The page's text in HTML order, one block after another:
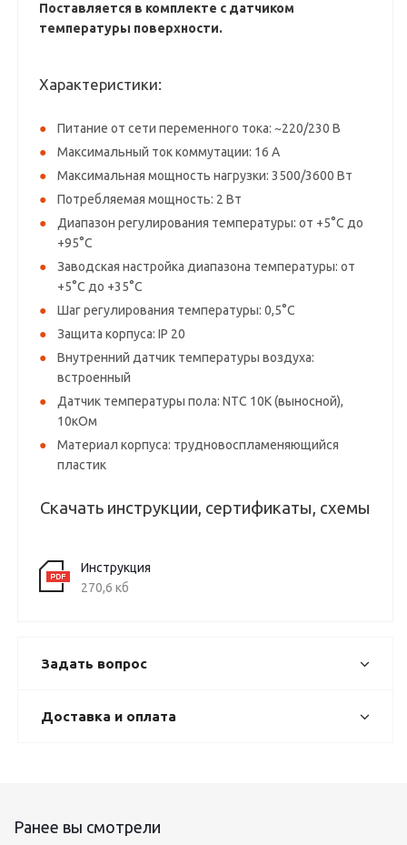
Поставляется в комплекте с датчиком
температуры поверхности.
Характеристики:
Питание от сети переменного тока: ~220/230 В
Максимальный ток коммутации: 16 А
Максимальная мощность нагрузки: 3500/3600 Вт
Потребляемая мощность: 2 Вт
Диапазон регулирования температуры: от +5°С до
+95°С
Заводская настройка диапазона температуры: от
+5°С до +35°С
Шаг регулирования температуры: 0,5°С
Защита корпуса: IP 20
Внутренний датчик температуры воздуха:
встроенный
Датчик температуры пола: NTC 10K (выносной),
10кОм
Материал корпуса: трудновоспламеняющийся
пластик
Скачать инструкции, сертификаты, схемы
Инструкция
270,6 кб
Задать вопрос
Доставка и оплата
Ранее вы смотрели